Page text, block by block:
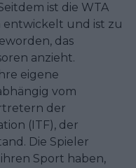
ist die WTA
entwickelt und ist zu
das
anzieht.
eigene
vom
der
(ITF), der
Die Spieler
Sport haben,